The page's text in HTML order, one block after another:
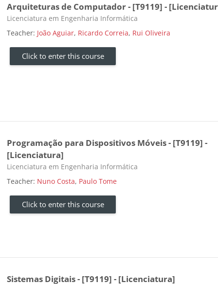
Arquiteturas de Computador - [T9119] -
Course category
Licenciatura em Engenharia Informática
Teacher: João Aguiar, Ricardo Correia, Rui Oliveira
Click to enter this course
Programação para Dispositivos Móveis - [T9119] -
[Licenciatura]
Course category
Licenciatura em Engenharia Informática
Teacher: Nuno Costa, Paulo Tome
Click to enter this course
Sistemas Digitais - [T9119] - [Licenciatura]